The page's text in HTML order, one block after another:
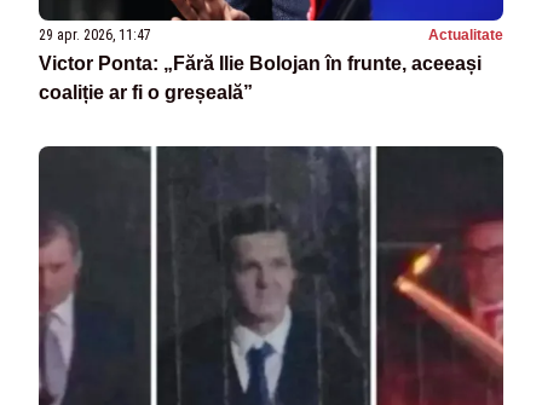
29 apr. 2026, 11:47 Actualitate
Victor Ponta: „Fără Ilie Bolojan în frunte, aceeași
coaliție ar fi o greșeală”